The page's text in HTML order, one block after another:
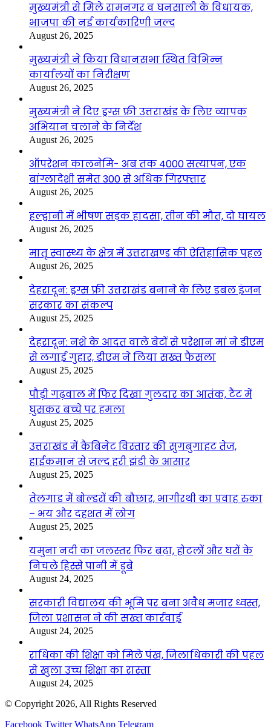
मुख्यमंत्री से मिले रामनगर व घनसाली के विधायक,
भाजपा की नई कार्यकारिणी जल्द
August 26, 2025
मुख्यमंत्री ने किया विधानसभा स्थित विभिन्न
कार्यालयों का निरीक्षण
August 26, 2025
मुख्यमंत्री ने दिए ड्रग्स फ्री उत्तराखंड के लिए व्यापक
अभियान चलाने के निर्देश
August 26, 2025
ऑपरेशन कालनेमि- अब तक 4000 सत्यापन, एक
बांग्लादेशी समेत 300 से अधिक गिरफ्तार
August 26, 2025
हल्द्वानी में भीषण सड़क हादसा, तीन की मौत, दो घायल
August 26, 2025
मातृ स्वास्थ्य के क्षेत्र में उत्तराखण्ड की ऐतिहासिक पहल
August 26, 2025
देहरादून: ड्रग्स फ्री उत्तराखंड बनाने के लिए डबल इंजन
सरकार का संकल्प
August 25, 2025
देहरादून: नशे के आदत वाले बेटों से परेशान मां ने डीएम
से लगाई गुहार, डीएम ने लिया सख्त फैसला
August 25, 2025
पौड़ी गढ़वाल में फिर दिखा गुलदार का आतंक, टैंट में
घुसकर बच्चे पर हमला
August 25, 2025
उत्तराखंड में कैबिनेट विस्तार की सुगबुगाहट तेज,
हाईकमान से जल्द हरी झंडी के आसार
August 25, 2025
तेलगाड में बोल्डरों की बौछार, भागीरथी का प्रवाह रुका
– भय और दहशत में लोग
August 25, 2025
यमुना नदी का जलस्तर फिर बढ़ा, होटलों और घरों के
निचले हिस्से पानी में डूबे
August 24, 2025
सरकारी विद्यालय की भूमि पर बना अवैध मजार ध्वस्त,
जिला प्रशासन ने की सख्त कार्रवाई
August 24, 2025
राधिका की शिक्षा को मिले पंख, जिलाधिकारी की पहल
से खुला उच्च शिक्षा का रास्ता
August 24, 2025
© Copyright 2026, All Rights Reserved
Facebook Twitter WhatsApp Telegram